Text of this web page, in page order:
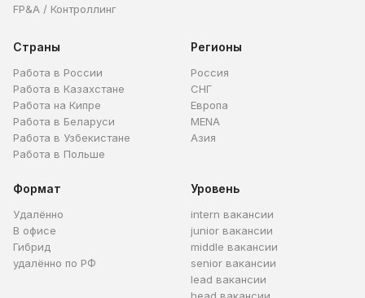
FP&A / Контроллинг
Страны
Работа в России
Работа в Казахстане
Работа на Кипре
Работа в Беларуси
Работа в Узбекистане
Работа в Польше
Регионы
Россия
СНГ
Европа
MENA
Азия
Формат
Удалённо
В офисе
Гибрид
удалённо по РФ
Уровень
intern вакансии
junior вакансии
middle вакансии
senior вакансии
lead вакансии